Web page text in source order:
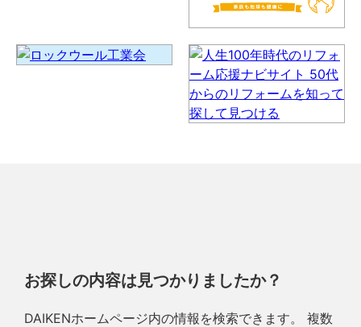
お探しの内容は見つかりましたか？
DAIKENホームページ内の情報を検索できます。 複数